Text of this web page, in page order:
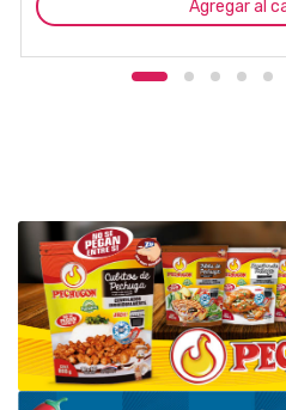
Agregar al